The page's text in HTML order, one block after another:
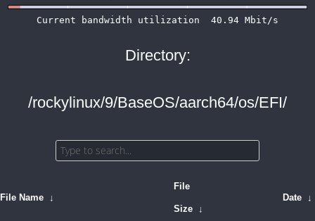
Directory:
/rockylinux/9/BaseOS/aarch64/os/EFI/
File Name ↓
File
Size ↓
Date ↓